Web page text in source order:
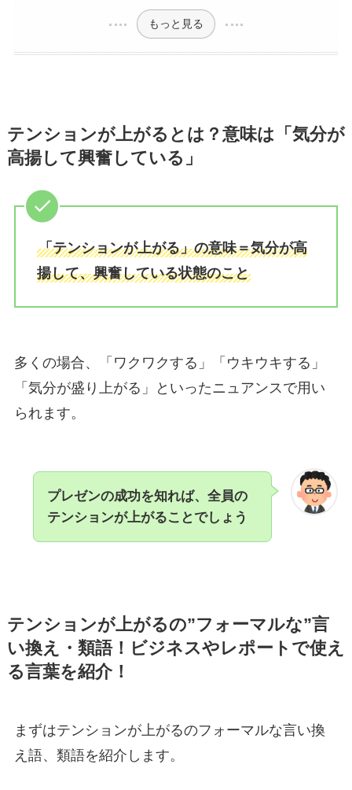
もっと見る
テンションが上がるとは？意味は「気分が
高揚して興奮している」
「テンションが上がる」の意味＝気分が高
揚して、興奮している状態のこと
多くの場合、「ワクワクする」「ウキウキする」
「気分が盛り上がる」といったニュアンスで用い
られます。
プレゼンの成功を知れば、全員の
テンションが上がることでしょう
テンションが上がるの”フォーマルな”言
い換え・類語！ビジネスやレポートで使え
る言葉を紹介！
まずはテンションが上がるのフォーマルな言い換
え語、類語を紹介します。